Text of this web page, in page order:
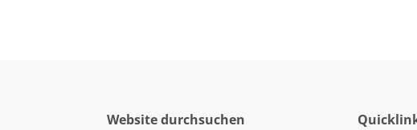
Website durchsuchen